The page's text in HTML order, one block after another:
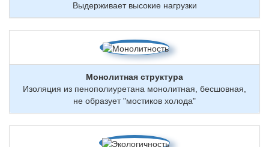
Выдерживает высокие нагрузки
Монолитная структура
Изоляция из пенополиуретана монолитная, бесшовная,
не образует "мостиков холода"